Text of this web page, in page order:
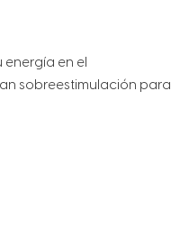
en el
sobreestimulación para